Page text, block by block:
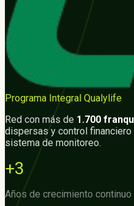
Programa Integral Qualylife
Red con más de 1.700
dispersas y control
sistema de monitoreo.
+3
Años de crecimiento continuo